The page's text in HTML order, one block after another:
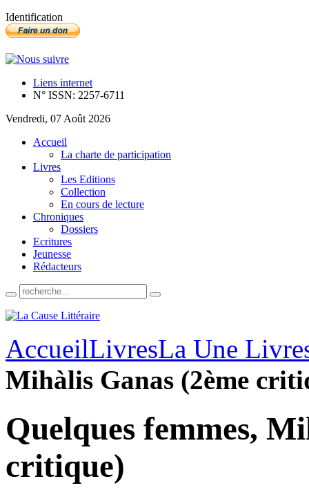
Identification
Liens internet
N° ISSN: 2257-6711
Vendredi, 07 Août 2026
Accueil
La charte de participation
Livres
Les Editions
Collection
En cours de lecture
Chroniques
Dossiers
Ecritures
Jeunesse
Rédacteurs
AccueilLivresLa Une
Mihàlis Ganas (2ème
Quelques femmes,
critique)